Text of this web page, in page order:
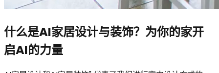
什么是AI家居设计与装饰？为你的家开
启AI的力量